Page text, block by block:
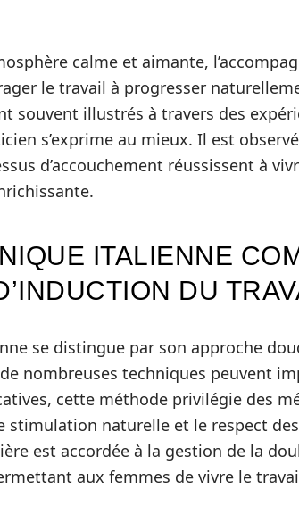
calme et aimante,
le travail à progresser
souvent illustrés à travers des
s’exprime au mieux. Il est
d’accouchement réussissent à
ITALIENNE
DU
se distingue par son approche
nombreuses techniques peuvent
cette méthode privilégie des
stimulation naturelle et le respect
est accordée à la gestion de la
aux femmes de vivre le